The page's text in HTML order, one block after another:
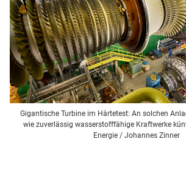
Gigantische Turbine im Härtetest: An solchen
wie zuverlässig wasserstofffähige Kraftwerke
Energie / Johannes Zinner